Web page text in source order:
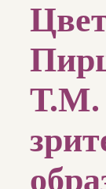
Т.М.